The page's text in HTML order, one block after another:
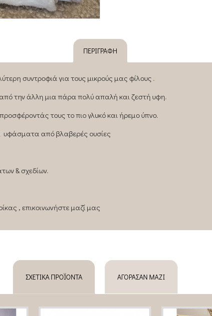
ΠΕΡΙΓΡΑΦΉ
συντροφιά για τους μικρούς μας φίλους .
την άλλη μια πάρα πολύ απαλή και ζεστή υφη.
τους το πιο γλυκό και ήρεμο ύπνο.
από βλαβερές ουσίες
& σχεδίων.
, επικοινωνήστε μαζί μας
ΣΧΕΤΙΚΆ ΠΡΟΪΌΝΤΑ ΑΓΌΡΑΣΑΝ ΜΑΖΊ